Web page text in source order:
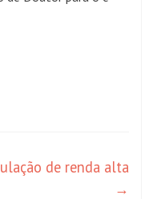
de renda alta
→